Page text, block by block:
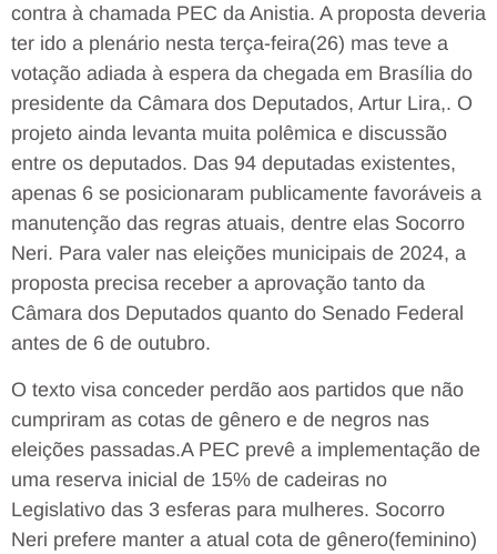
contra à chamada PEC da Anistia. A proposta deveria
ter ido a plenário nesta terça-feira(26) mas teve a
votação adiada à espera da chegada em Brasília do
presidente da Câmara dos Deputados, Artur Lira,. O
projeto ainda levanta muita polêmica e discussão
entre os deputados. Das 94 deputadas existentes,
apenas 6 se posicionaram publicamente favoráveis a
manutenção das regras atuais, dentre elas Socorro
Neri. Para valer nas eleições municipais de 2024, a
proposta precisa receber a aprovação tanto da
Câmara dos Deputados quanto do Senado Federal
antes de 6 de outubro.
O texto visa conceder perdão aos partidos que não
cumpriram as cotas de gênero e de negros nas
eleições passadas.A PEC prevê a implementação de
uma reserva inicial de 15% de cadeiras no
Legislativo das 3 esferas para mulheres. Socorro
Neri prefere manter a atual cota de gênero(feminino)